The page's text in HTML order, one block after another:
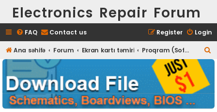
Electronics Repair Forum
FAQ Contact us Login
Register
Ana səhifə Forum Ekran kartı təmiri Proqram (Software) təminatı
e